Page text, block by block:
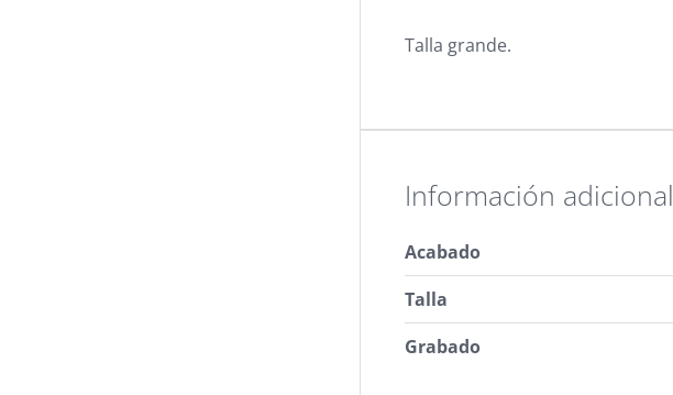
Talla grande.
Información adicional
Acabado
Talla
Grabado